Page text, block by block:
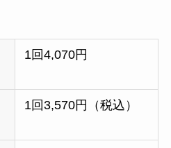
1回4,070円
1回3,570円（税込）